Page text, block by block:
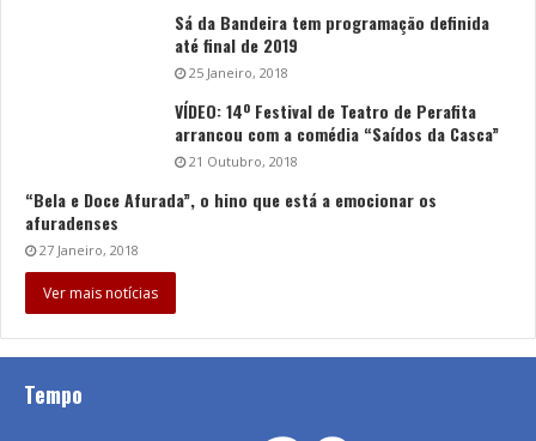
Sá da Bandeira tem programação definida
até final de 2019
25 Janeiro, 2018
VÍDEO: 14º Festival de Teatro de Perafita
arrancou com a comédia “Saídos da Casca”
21 Outubro, 2018
“Bela e Doce Afurada”, o hino que está a emocionar os
afuradenses
27 Janeiro, 2018
Ver mais notícias
Tempo